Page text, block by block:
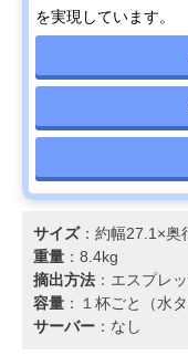
を実現しています。
サイズ：約幅27.1×奥
重量 ：8.4kg
摘出方法 ：エスプレ
容量 ：１杯ごと（水
サーバー ：なし